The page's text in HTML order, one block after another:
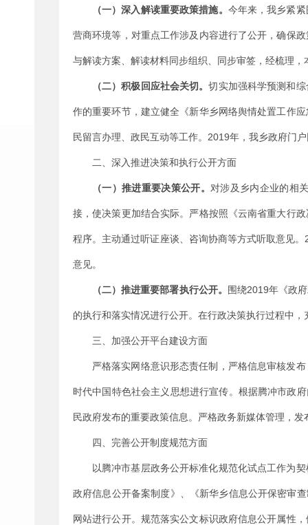
（一）深入解读重要政策措施。 今年来，我乡紧紧
营商环境等，对重点工作涉及内容进行了公开，确保
与解读方案、解读材料同步组织、同步审签，经梳理，
（二）积极回应社会关切。切实加强科学预测和
作的重要环节，建立健全《新华乡网络舆情处置工作
民留言办理、政民互动等工作。 2019年， 我乡政府门
二、深入推进决策和执行公开方面
（一）推进重要决策公开。 对涉及 乡内企业的相
接 ，使决策更加结合实际。严格按照《云南省重大行
程序。主动通过听证座谈、咨询协商等方式听取意见。
意见。
（二）推进重要部署执行公开。 围绕2019年《政
的执行和落实情况进行公开。在行政决策执行过程中
三、加强公开平台建设方面
严格落实网络意识形态责任制，严格信息审核发
时代中国特色社会主义思想进行宣传。根据腾冲市政
民政府发布的重要政策信息。严格政务新媒体管理，
四、完善公开制度规范方面
以腾冲市基层政务公开标准化规范化试点工作为契
政府信息公开备案制度》、《新华乡信息公开保密审
网站进行公开。规范落实公文标识政府信息公开属性